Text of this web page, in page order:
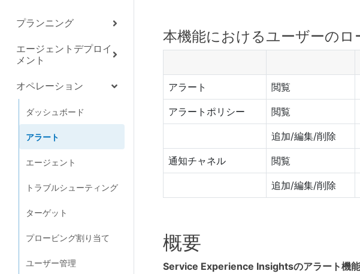
プランニング
エージェントデプロイ
メント
オペレーション
ダッシュボード
アラート
エージェント
トラブルシューティング
ターゲット
プロービング割り当て
ユーザー管理
本機能におけるユーザーのロ
アラート 閲覧
アラートポリシー 閲覧
追加/編集/削除
通知チャネル 閲覧
追加/編集/削除
概要
Service Experience Insightsのアラート機能